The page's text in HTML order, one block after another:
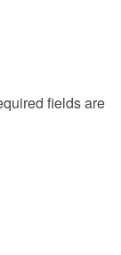
fields are